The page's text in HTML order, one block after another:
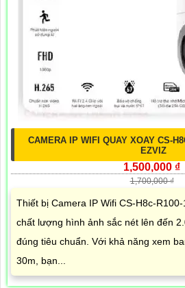
CAMERA IP WIFI QUAY XOAY CS-
EZVIZ
1,500,000 ₫
1,700,000 ₫
Thiết bị Camera IP Wifi CS-H8c-
chất lượng hình ảnh sắc nét lên đến
đúng tiêu chuẩn. Với khả năng xem
30m, bạn...